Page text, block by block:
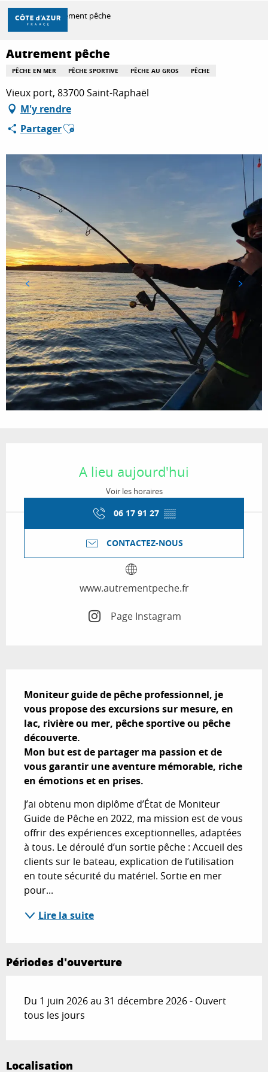
Aller
contenu
principal
DÉCOUVRIR
À FAIRE
SÉJOURNER
Accueil Autrement pêche
Autrement pêche
PÊCHE EN MER PÊCHE SPORTIVE PÊCHE AU GROS PÊCHE
Vieux port, 83700 Saint-Raphaël
M'y rendre
PartagerAjouter aux favoris
A lieu aujourd'hui
Voir les horaires
06 17 91 27 ▒▒
CONTACTEZ-NOUS
www.autrementpeche.fr
Page Instagram
Moniteur guide de pêche professionnel, je
vous propose des excursions sur mesure, en
lac, rivière ou mer, pêche sportive ou pêche
découverte.
Mon but est de partager ma passion et de
vous garantir une aventure mémorable, riche
en émotions et en prises.
J’ai obtenu mon diplôme d’État de Moniteur
Guide de Pêche en 2022, ma mission est de vous
offrir des expériences exceptionnelles, adaptées
à tous. Le déroulé d’un sortie pêche : Accueil des
clients sur le bateau, explication de l’utilisation
en toute sécurité du matériel. Sortie en mer
pour...
Lire la suite
Périodes d'ouverture
Du 1 juin 2026 au 31 décembre 2026 - Ouvert
tous les jours
Localisation